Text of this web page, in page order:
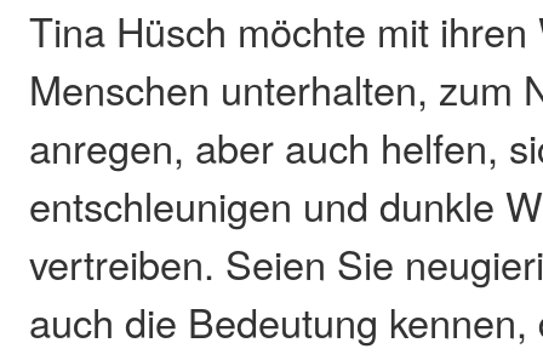
Tina Hüsch möchte mit ihren
Menschen unterhalten, zum
anregen, aber auch helfen,
entschleunigen und dunkle
vertreiben. Seien Sie
auch die Bedeutung